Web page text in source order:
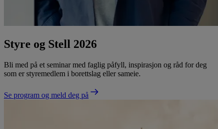
Styre og Stell 2026
Bli med på et seminar med faglig påfyll, inspirasjon og råd for deg
som er styremedlem i borettslag eller sameie.
Se program og meld deg på